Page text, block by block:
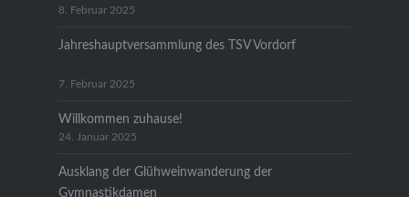
8. Februar 2025
Jahreshauptversammlung des TSV Vordorf
7. Februar 2025
Willkommen zuhause!
24. Januar 2025
Ausklang der Glühweinwanderung der
Gymnastikdamen